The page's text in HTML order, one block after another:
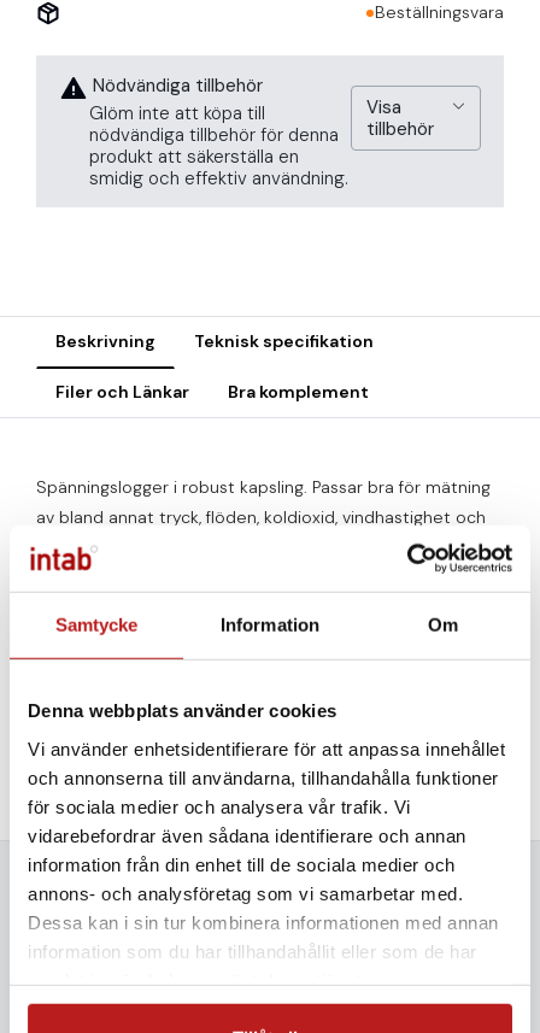
Samtycke Information Om
Denna webbplats använder cookies
Vi använder enhetsidentifierare för att anpassa innehållet
och annonserna till användarna, tillhandahålla funktioner
för sociala medier och analysera vår trafik. Vi
vidarebefordrar även sådana identifierare och annan
information från din enhet till de sociala medier och
annons- och analysföretag som vi samarbetar med.
Dessa kan i sin tur kombinera informationen med annan
information som du har tillhandahållit eller som de har
Beställningsvara
Nödvändiga tillbehör
Glöm inte att köpa till
nödvändiga tillbehör för denna
produkt att säkerställa en
smidig och effektiv användning.
Visa
tillbehör
Beskrivning Teknisk specifikation
Filer och Länkar Bra komplement
Spänningslogger i robust kapsling. Passar bra för mätning
av bland annat tryck, flöden, koldioxid, vindhastighet och
ljud med tredjepartsgivare.
I EasyView kan transformation till önskad enhet göras
med några knapptryckningar.
lång.
Här kan du läsa mer om produktgruppen Tinytag .
Mervärde